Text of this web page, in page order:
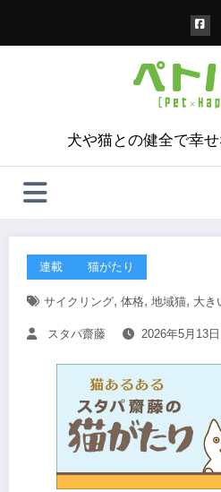
犬や猫との健全で幸
連載 猫がたり
サイクリング, 体格, 地域猫, 大き
スタパ齋藤 2026年5月13日